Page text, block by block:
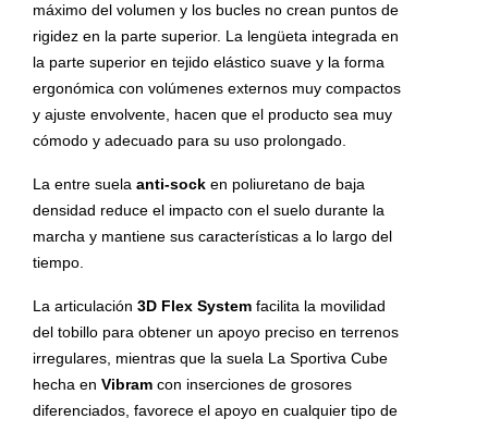
máximo del volumen y los bucles no crean puntos de
rigidez en la parte superior. La lengüeta integrada en
la parte superior en tejido elástico suave y la forma
ergonómica con volúmenes externos muy compactos
y ajuste envolvente, hacen que el producto sea muy
cómodo y adecuado para su uso prolongado.
La entre suela anti-sock en poliuretano de baja
densidad reduce el impacto con el suelo durante la
marcha y mantiene sus características a lo largo del
tiempo.
La articulación 3D Flex System facilita la movilidad
del tobillo para obtener un apoyo preciso en terrenos
irregulares, mientras que la suela La Sportiva Cube
hecha en Vibram con inserciones de grosores
diferenciados, favorece el apoyo en cualquier tipo de